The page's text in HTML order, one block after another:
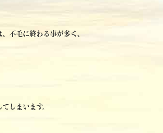
不毛に終わる事が多く、
しまいます。